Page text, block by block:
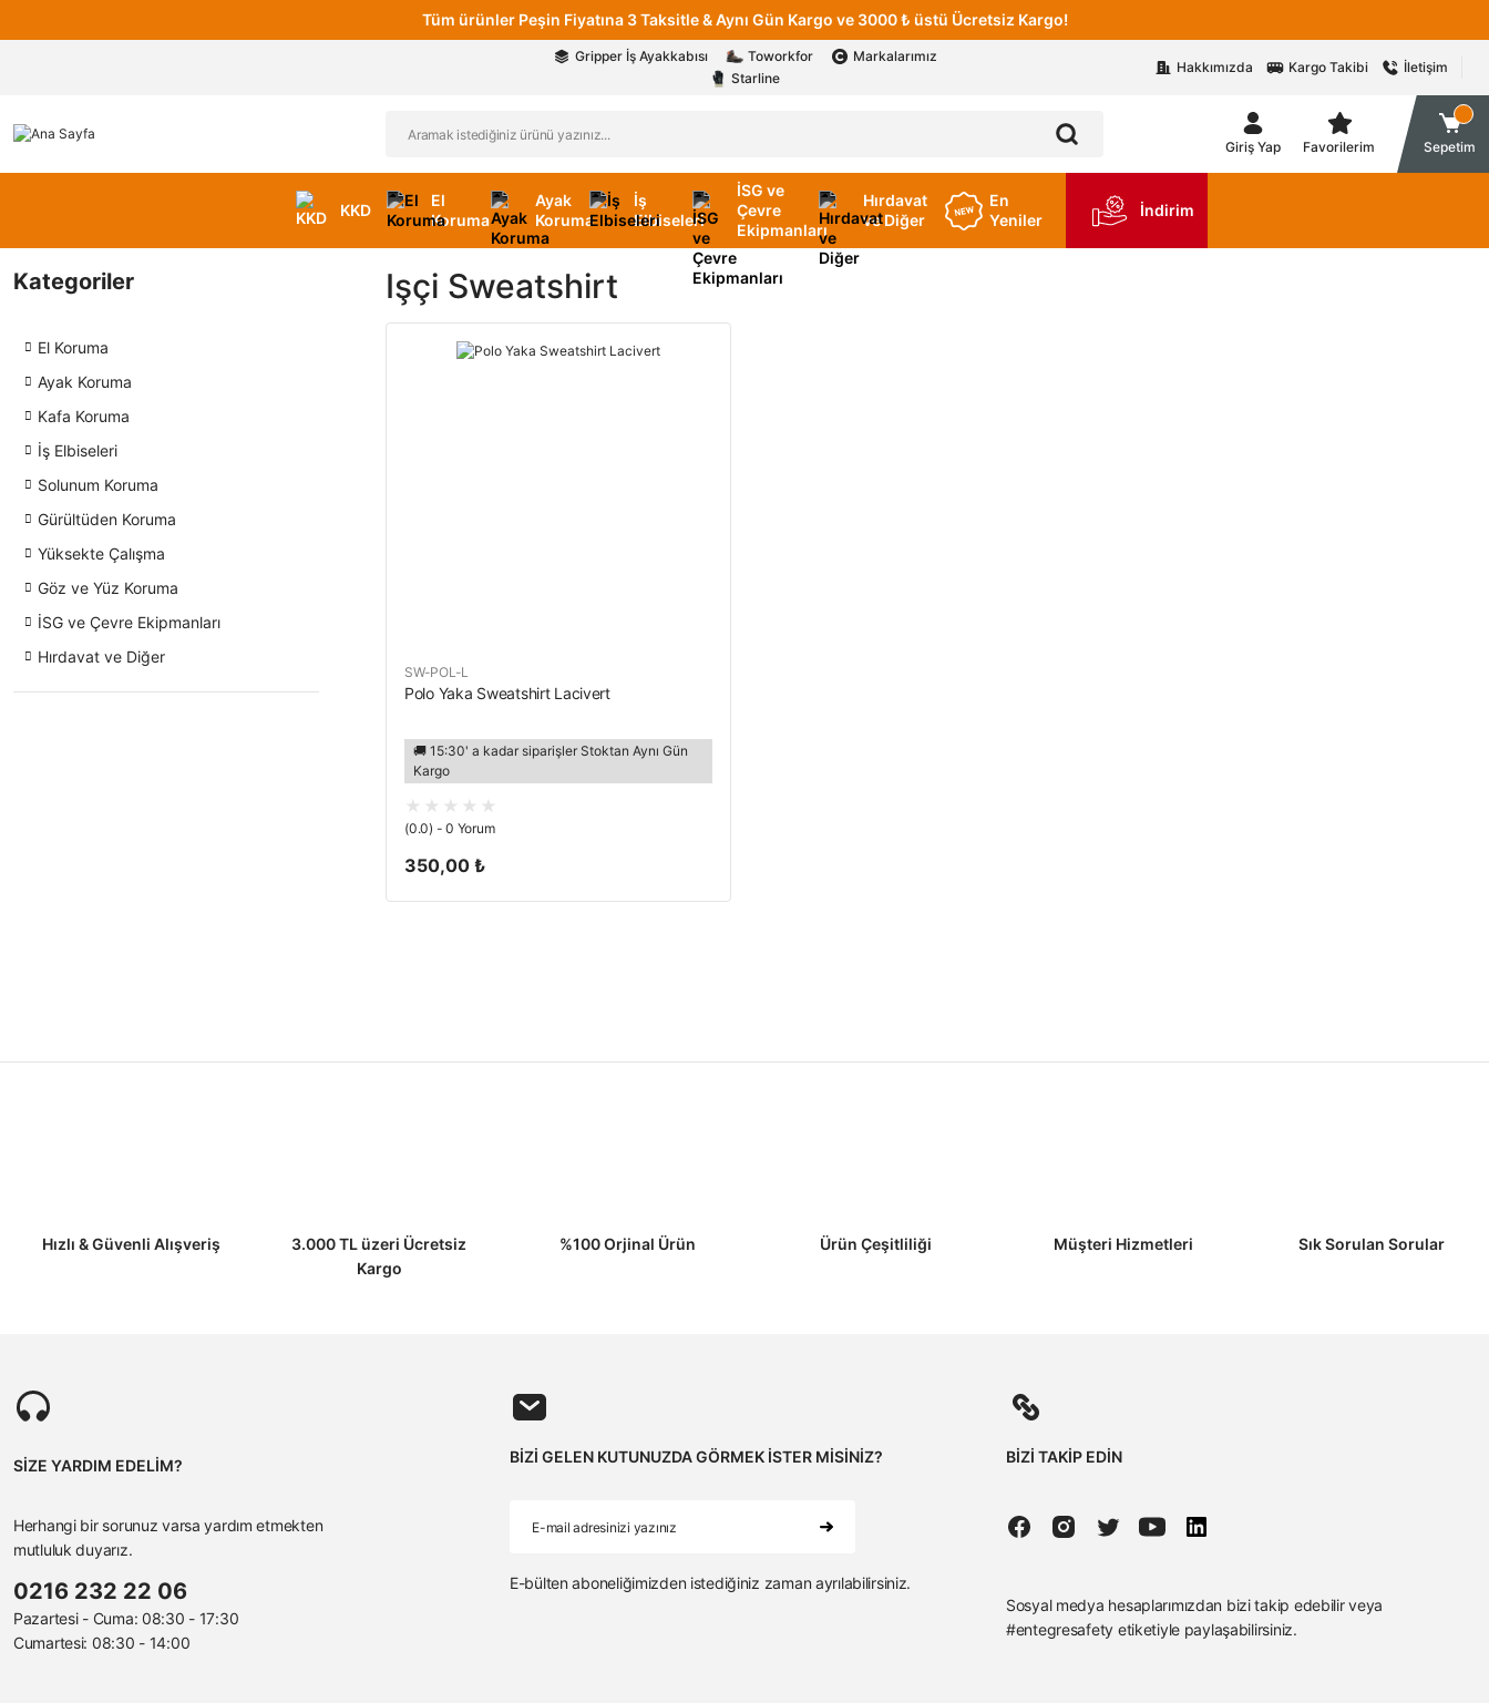
Tüm ürünler Peşin Fiyatına 3 Taksitle & Aynı Gün Kargo ve 3000 ₺ üstü Ücretsiz Kargo!
Gripper İş Ayakkabısı Toworkfor
Markalarımız
Starline
Hakkımızda Kargo Takibi İletişim
Giriş Yap Favorilerim Sepetim
KKD
El
Koruma
Ayak
Koruma
İş
Elbiseleri
İSG ve
Çevre
Ekipmanları
Hırdavat
ve Diğer
En
Yeniler
İndirim
Kategoriler
El Koruma
Ayak Koruma
Kafa Koruma
İş Elbiseleri
Solunum Koruma
Gürültüden Koruma
Yüksekte Çalışma
Göz ve Yüz Koruma
İSG ve Çevre Ekipmanları
Hırdavat ve Diğer
Işçi Sweatshirt
SW-POL-L
Polo Yaka Sweatshirt Lacivert
🚚 15:30' a kadar siparişler Stoktan Aynı Gün
Kargo
(0.0) - 0 Yorum
350,00 ₺
Hızlı & Güvenli Alışveriş
3.000 TL üzeri Ücretsiz
Kargo
%100 Orjinal Ürün Ürün Çeşitliliği Müşteri Hizmetleri Sık Sorulan Sorular
SİZE YARDIM EDELİM?
Herhangi bir sorunuz varsa yardım etmekten
mutluluk duyarız.
0216 232 22 06
Pazartesi - Cuma: 08:30 - 17:30
Cumartesi: 08:30 - 14:00
BİZİ GELEN KUTUNUZDA GÖRMEK İSTER MİSİNİZ?
E-bülten aboneliğimizden istediğiniz zaman ayrılabilirsiniz.
BİZİ TAKİP EDİN
Sosyal medya hesaplarımızdan bizi takip edebilir veya
#entegresafety etiketiyle paylaşabilirsiniz.